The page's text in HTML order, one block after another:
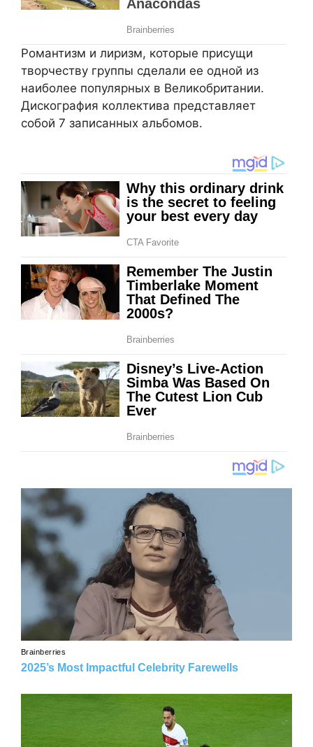
Романтизм и лиризм, которые присущи
творчеству группы сделали ее одной из
наиболее популярных в Великобритании.
Дискография коллектива представляет
собой 7 записанных альбомов.